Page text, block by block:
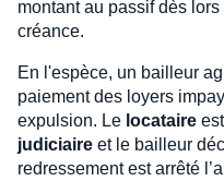
montant au passif dès
créance.
En l'espèce, un bailleur
paiement des loyers
expulsion. Le locataire
judiciaire et le bailleur
redressement est arrêté